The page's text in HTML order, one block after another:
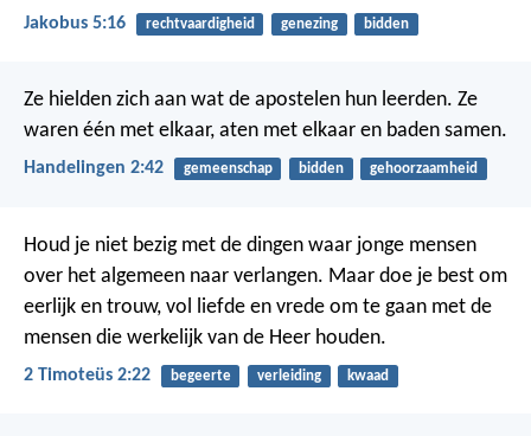
Jakobus 5:16 rechtvaardigheid genezing bidden
Ze hielden zich aan wat de apostelen hun leerden. Ze
waren één met elkaar, aten met elkaar en baden samen.
Handelingen 2:42 gemeenschap bidden gehoorzaamheid
Houd je niet bezig met de dingen waar jonge mensen
over het algemeen naar verlangen. Maar doe je best om
eerlijk en trouw, vol liefde en vrede om te gaan met de
mensen die werkelijk van de Heer houden.
2 Timoteüs 2:22 begeerte verleiding kwaad